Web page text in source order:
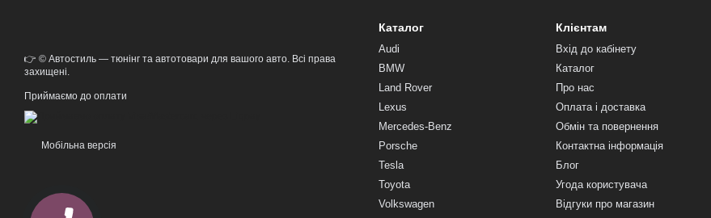
👉 © Автостиль — тюнінг та автотовари для вашого авто. Всі права
захищені.
Приймаємо до оплати
Мобільна версія
Каталог
Audi
BMW
Land Rover
Lexus
Mercedes-Benz
Porsche
Tesla
Toyota
Volkswagen
Клієнтам
Вхід до кабінету
Каталог
Про нас
Оплата і доставка
Обмін та повернення
Контактна інформація
Блог
Угода користувача
Відгуки про магазин